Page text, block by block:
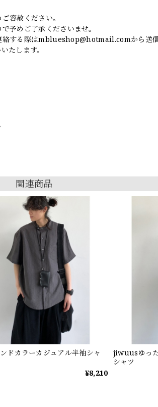
容赦ください。
予めご了承くださいませ。
する際はmblueshop@hotmail.comから送
たします。
関連商品
ドカラーカジュアル半袖シャ
¥8,210
jiwuusゆっ
シャツ